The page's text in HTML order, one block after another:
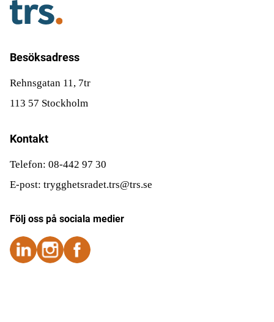
Besöksadress
Rehnsgatan 11, 7tr
113 57 Stockholm
Kontakt
Telefon: 08-442 97 30
E-post: trygghetsradet.trs@trs.se
Följ oss på sociala medier
Följ oss på Instagram
Följ oss på Instagram